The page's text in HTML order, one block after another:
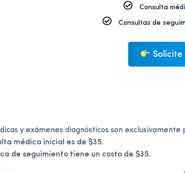
Consulta
Consultas de
y exámenes diagnósticos son
médica inicial es de $35.
de seguimiento tiene un costo de $35.